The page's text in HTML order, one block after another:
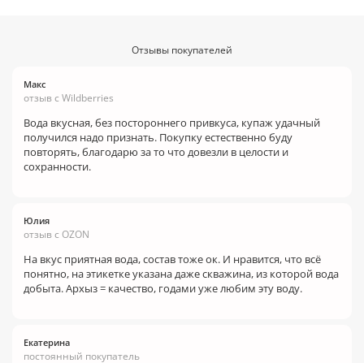
Отзывы покупателей
Макс
отзыв с Wildberries
Вода вкусная, без постороннего привкуса, купаж удачный
получился надо признать. Покупку естественно буду
повторять, благодарю за то что довезли в целости и
сохранности.
Юлия
отзыв с OZON
На вкус приятная вода, состав тоже ок. И нравится, что всё
понятно, на этикетке указана даже скважина, из которой вода
добыта. Архыз = качество, годами уже любим эту воду.
Екатерина
постоянный покупатель